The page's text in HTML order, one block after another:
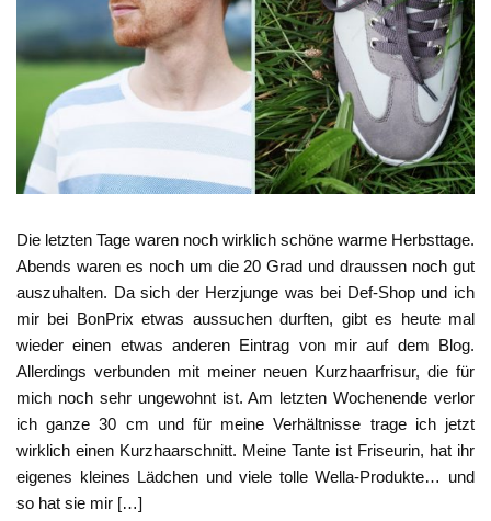
Die letzten Tage waren noch wirklich schöne warme Herbsttage.
Abends waren es noch um die 20 Grad und draussen noch gut
auszuhalten. Da sich der Herzjunge was bei Def-Shop und ich
mir bei BonPrix etwas aussuchen durften, gibt es heute mal
wieder einen etwas anderen Eintrag von mir auf dem Blog.
Allerdings verbunden mit meiner neuen Kurzhaarfrisur, die für
mich noch sehr ungewohnt ist. Am letzten Wochenende verlor
ich ganze 30 cm und für meine Verhältnisse trage ich jetzt
wirklich einen Kurzhaarschnitt. Meine Tante ist Friseurin, hat ihr
eigenes kleines Lädchen und viele tolle Wella-Produkte… und
so hat sie mir […]